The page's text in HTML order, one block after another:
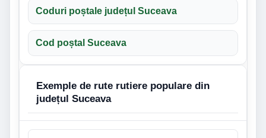
Coduri poștale județul Suceava
Cod poștal Suceava
Exemple de rute rutiere populare din
județul Suceava